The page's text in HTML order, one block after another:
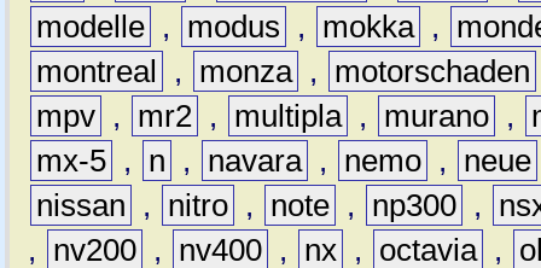
modelle , modus , mokka ,
montreal
, monza , motorschaden
mpv , mr2 , multipla , murano ,
mx-5 , n , navara , nemo , neue
nissan
, nitro , note , np300 ,
,
nv200 , nv400 , nx , octavia ,